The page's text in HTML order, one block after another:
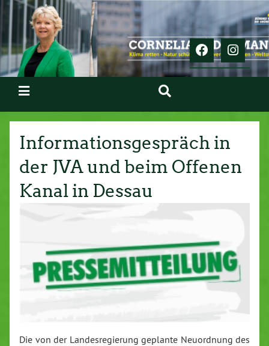
Informationsgespräch in
der JVA und beim Offenen
Kanal in Dessau
Die von der Landesregierung geplante Neuordnung des